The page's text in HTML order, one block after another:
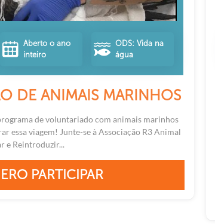
Aberto o ano
inteiro
ODS: Vida na
água
DE ANIMAIS MARINHOS
de voluntariado com animais marinhos
essa viagem! Junte-se à Associação R3 Animal
e Reintroduzir...
PARTICIPAR